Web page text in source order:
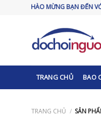
CHÀO MỪNG BẠN ĐẾN VỚI
TRANG CHỦ BAO
TRANG CHỦ / SẢN